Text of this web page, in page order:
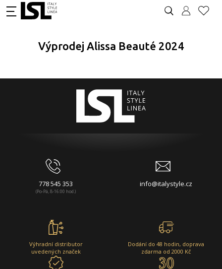
Výprodej Alissa Beauté 2024
778 545 353
(Po-Pá, 8-16:00 hod.)
info@italystyle.cz
Výhradní distributor
uvedených značek
Dodání do 48 hodin, doprava
zdarma od 2000 Kč